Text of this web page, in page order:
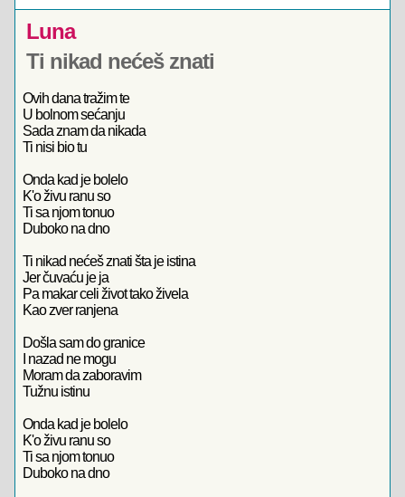
Luna
Ti nikad nećeš znati
Ovih dana tražim te
U bolnom sećanju
Sada znam da nikada
Ti nisi bio tu
Onda kad je bolelo
K'o živu ranu so
Ti sa njom tonuo
Duboko na dno
Ti nikad nećeš znati šta je istina
Jer čuvaću je ja
Pa makar celi život tako živela
Kao zver ranjena
Došla sam do granice
I nazad ne mogu
Moram da zaboravim
Tužnu istinu
Onda kad je bolelo
K'o živu ranu so
Ti sa njom tonuo
Duboko na dno